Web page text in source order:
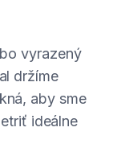
vyrazený
držíme
aby sme
ideálne